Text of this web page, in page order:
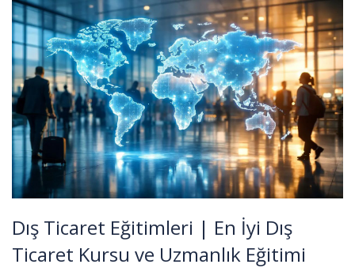
Dış Ticaret Eğitimleri | En İyi Dış
Ticaret Kursu ve Uzmanlık Eğitimi